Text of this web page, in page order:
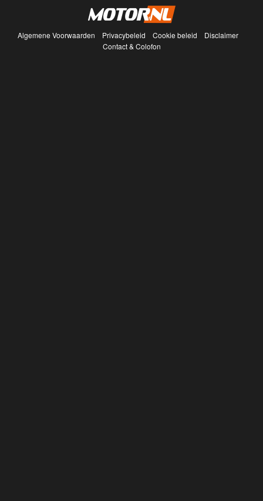
Algemene Voorwaarden Privacybeleid Cookie beleid
Disclaimer
Contact & Colofon